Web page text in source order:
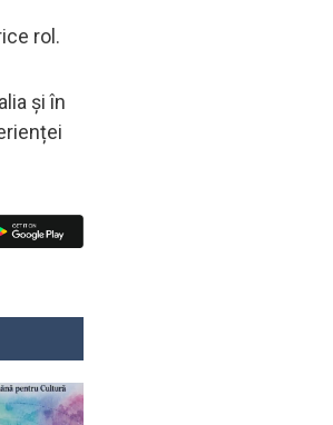
rol.
și în